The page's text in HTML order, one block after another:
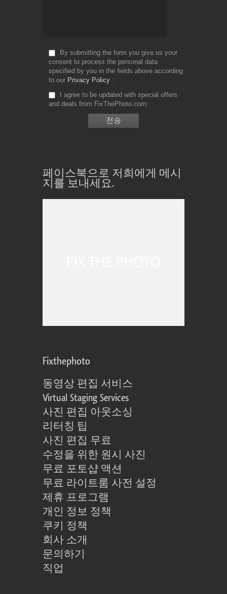
By submitting the form you give us your
consent to process the personal data
specified by you in the fields above according
to our Privacy Policy
I agree to be updated with special offers
and deals from FixThePhoto.com
페이스북으로 저희에게 메시
지를 보내세요.
Fixthephoto
동영상 편집 서비스
Virtual Staging Services
사진 편집 아웃소싱
리터칭 팁
사진 편집 무료
수정을 위한 원시 사진
무료 포토샵 액션
무료 라이트룸 사전 설정
제휴 프로그램
개인 정보 정책
쿠키 정책
회사 소개
문의하기
직업